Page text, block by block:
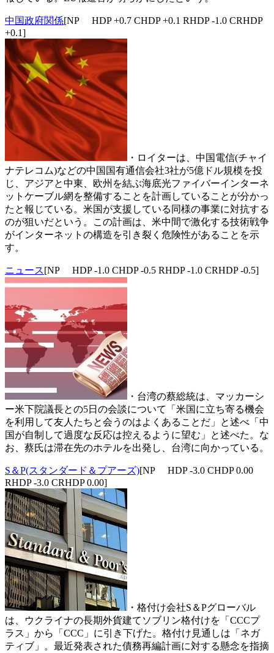
中国政府関係[NP HDP +0.7 CHDP +0.1 RHDP -1.0 CRHDP
+0.1]
・ロイターは、中国電信(チャイ
ナテレコム)などの中国国有通信会社3社が5億ドル規模を投
じ、アジアと中東、欧州を結ぶ海底光ファイバーインターネ
ットケーブル網を整備することを計画していることが分かっ
たと報じている。米国が支援している同様の事業に対抗する
のが狙いだという。この計画は、米中間で激化する技術戦争
がインターネットの構造を引き裂く危険性があることを示
す。
ニュース[NP HDP -1.0 CHDP -0.5 RHDP -1.0 CRHDP -0.5]
・台湾の蔡総統は、マッカーシ
ー米下院議長との5日の会談について「米国に立ち寄る機会
を利用して友人たちと会うのはよくあることだ」と述べ「中
国が自制して過度な反応は控えるように望む」と述べた。な
お、蔡氏は滞在先のホテルを出発し、台湾に向かっている。
S＆P(スタンダード＆プアーズ)[NP HDP -3.0 CHDP 0.00
RHDP -3.0 CRHDP 0.00]
・格付け会社S＆Pグローバル
は、ウクライナの長期外貨建てソブリン格付けを「CCCプ
ラス」から「CCC」に引き下げた。格付け見通しは「ネガ
ティブ」。最近発表された債務再編計画に対する懸念を指摘